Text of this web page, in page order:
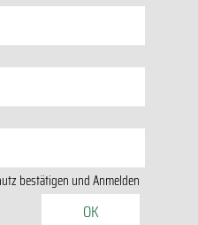
bestätigen und Anmelden
OK